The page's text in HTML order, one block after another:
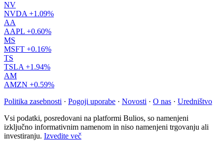
NV
NVDA +1.09%
AA
AAPL +0.60%
MS
MSFT +0.16%
TS
TSLA +1.94%
AM
AMZN +0.59%
Politika zasebnosti · Pogoji uporabe · Novosti · O nas · Uredništvo
Vsi podatki, posredovani na platformi Bulios, so namenjeni
izključno informativnim namenom in niso namenjeni trgovanju ali
investiranju. Izvedite več